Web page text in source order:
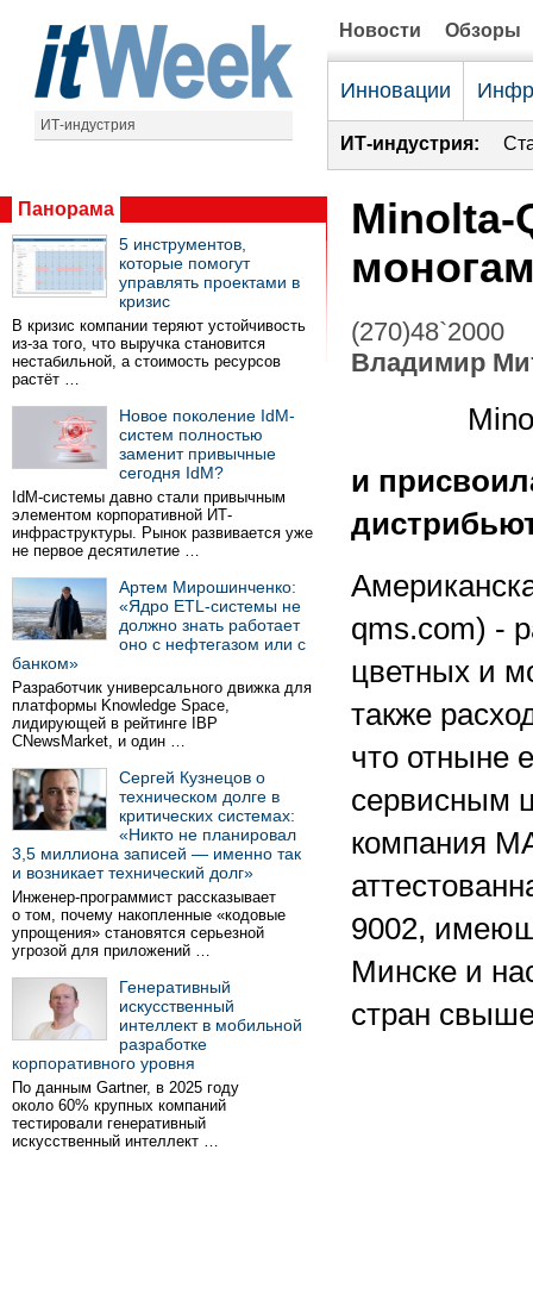
ИТ-индустрия
Новости Обзоры
Инновации
ИТ-индустрия:
Панорама
5 инструментов,
которые помогут
управлять проектами в
кризис
В кризис компании теряют устойчивость
из-за того, что выручка становится
нестабильной, а стоимость ресурсов
растёт …
Новое поколение IdM-
систем полностью
заменит привычные
сегодня IdM?
IdM-системы давно стали привычным
элементом корпоративной ИТ-
инфраструктуры. Рынок развивается уже
не первое десятилетие …
Артем Мирошинченко:
«Ядро ETL-системы не
должно знать работает
оно с нефтегазом или с
банком»
Разработчик универсального движка для
платформы Knowledge Space,
лидирующей в рейтинге IBP
CNewsMarket, и один …
Сергей Кузнецов о
техническом долге в
критических системах:
«Никто не планировал
3,5 миллиона записей — именно так
и возникает технический долг»
Инженер-программист рассказывает
о том, почему накопленные «кодовые
упрощения» становятся серьезной
угрозой для приложений …
Генеративный
искусственный
интеллект в мобильной
разработке
корпоративного уровня
По данным Gartner, в 2025 году
около 60% крупных компаний
тестировали генеративный
искусственный интеллект …
Minolta-
(270)48`2000
Владимир
и
qms.com) -
цветных и
также
что отныне
сервисным
компания
9002,
Минске и
стран